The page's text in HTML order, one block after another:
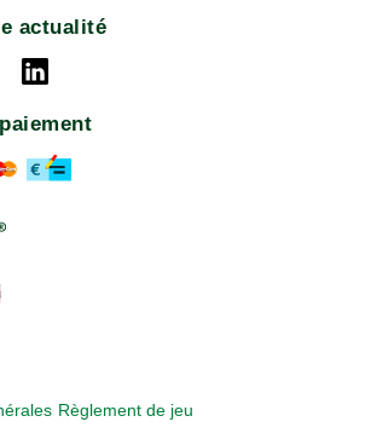
actualité
Règlement de jeu